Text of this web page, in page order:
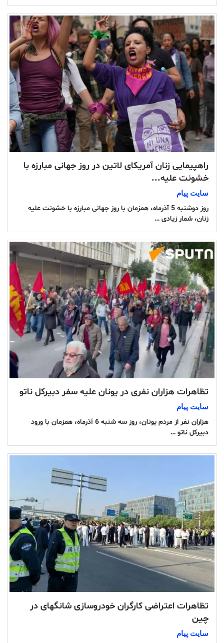
راهپیمایی زنان آمریکای لاتین در روز جهانی مبارزه با
خشونت علیه...
سایت پیام
روز دوشنبه 5 آذرماه، همزمان با روز جهانی مبارزه با خشونت علیه
زنان، شمار زیادی …
تظاهرات هزاران نفری در یونان علیه سفر دبیرکل ناتو
سایت پیام
هزاران نفر از مردم یونان، روز سه شنبه 6 آذرماه، همزمان با ورود
دبیرکل ناتو …
تظاهرات اعتراضی کارگران خودروسازی شانگهای در
چین
سایت پیام